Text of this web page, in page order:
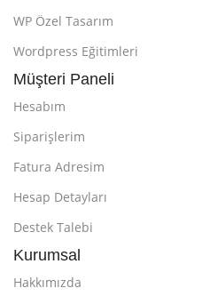
WP Özel Tasarım
Wordpress Eğitimleri
Müşteri Paneli
Hesabım
Siparişlerim
Fatura Adresim
Hesap Detayları
Destek Talebi
Kurumsal
Hakkımızda